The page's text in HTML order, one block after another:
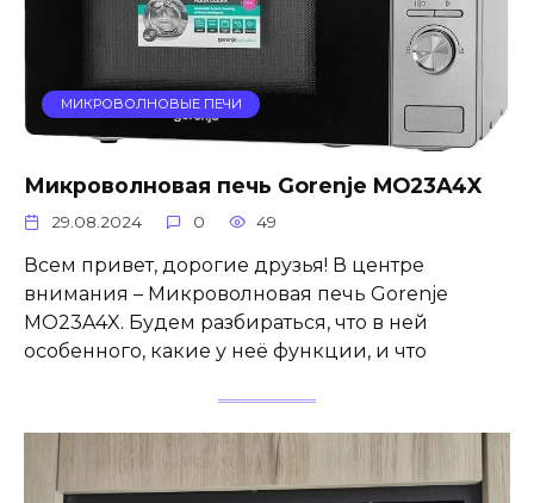
МИКРОВОЛНОВЫЕ ПЕЧИ
Микроволновая печь Gorenje MO23A4X
29.08.2024 0 49
Всем привет, дорогие друзья! В центре
внимания – Микроволновая печь Gorenje
MO23A4X. Будем разбираться, что в ней
особенного, какие у неё функции, и что